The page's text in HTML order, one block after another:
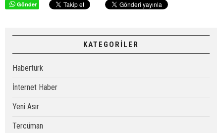
Gönder
KATEGORİLER
Habertürk
İnternet Haber
Yeni Asır
Tercüman